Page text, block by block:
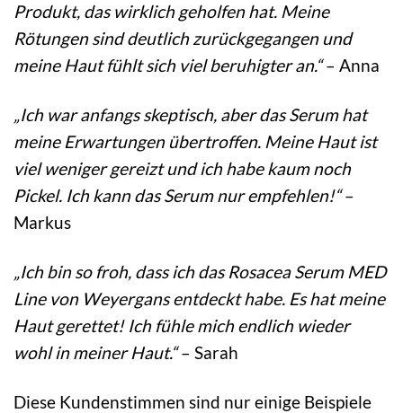
Produkt, das wirklich geholfen hat. Meine
Rötungen sind deutlich zurückgegangen und
meine Haut fühlt sich viel beruhigter an.“– Anna
„Ich war anfangs skeptisch, aber das Serum hat
meine Erwartungen übertroffen. Meine Haut ist
viel weniger gereizt und ich habe kaum noch
Pickel. Ich kann das Serum nur empfehlen!“–
Markus
„Ich bin so froh, dass ich das Rosacea Serum MED
Line von Weyergans entdeckt habe. Es hat meine
Haut gerettet! Ich fühle mich endlich wieder
wohl in meiner Haut.“– Sarah
Diese Kundenstimmen sind nur einige Beispiele